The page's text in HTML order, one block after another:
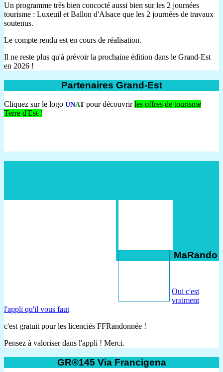
Un programme très bien concocté aussi bien sur les 2 journées
tourisme : Luxeuil et Ballon d'Alsace que les 2 journées de travaux
soutenus.
Le compte rendu est en cours de réalisation.
Il ne reste plus qu'à prévoir la prochaine édition dans le Grand-Est
en 2026 !
Partenaires Grand-Est
Cliquez sur le logo UNAT pour découvrirles offres de tourisme
Terre d'Est !
MaRando
Oui c'est
vraiment
l'appli qu'il vous faut
c'est gratuit pour les licenciés FFRandonnée !
Pensez à valoriser dans l'appli ! Merci.
GR®145 Via Francigena